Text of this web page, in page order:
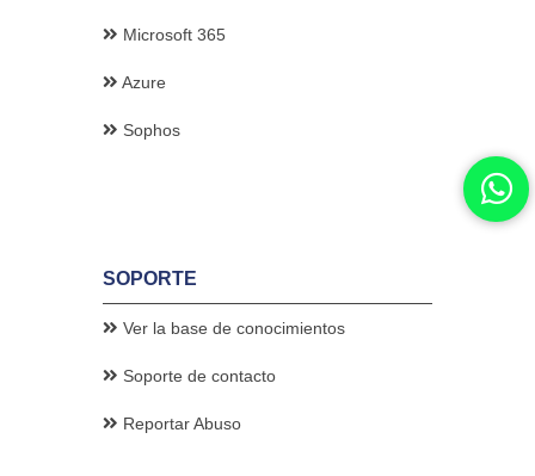
Microsoft 365
Azure
Sophos
SOPORTE
Ver la base de conocimientos
Soporte de contacto
Reportar Abuso